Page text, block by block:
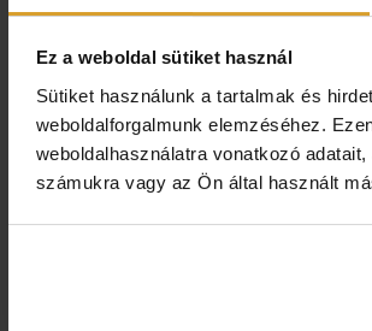
Ez a weboldal sütiket használ
Sütiket használunk a tartalmak és
weboldalforgalmunk elemzéséhez.
weboldalhasználatra vonatkozó
számukra vagy az Ön által használt